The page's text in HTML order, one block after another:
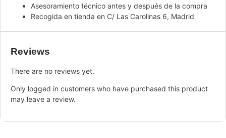
Asesoramiento técnico antes y después de la compra
Recogida en tienda en C/ Las Carolinas 6, Madrid
Reviews
There are no reviews yet.
Only logged in customers who have purchased this product
may leave a review.